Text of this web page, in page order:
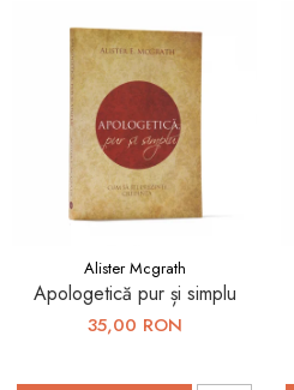
Alister Mcgrath
Apologetică pur și simplu
35,00 RON